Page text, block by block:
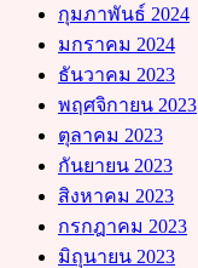
กุมภาพันธ์ 2024
มกราคม 2024
ธันวาคม 2023
พฤศจิกายน 2023
ตุลาคม 2023
กันยายน 2023
สิงหาคม 2023
กรกฎาคม 2023
มิถุนายน 2023